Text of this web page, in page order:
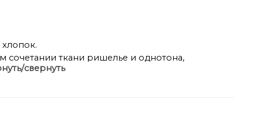
хлопок.
сочетании ткани ришелье и однотона,
и романтики, оно будто символизирует
Легкая ткань, окутывающая фигуру, нежно
воздушности. Это платье идеально
свернуть